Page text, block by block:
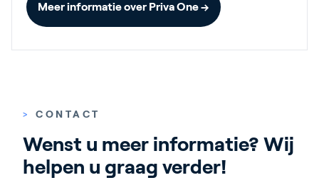
Meer informatie over Priva One →
> CONTACT
Wenst u meer informatie? Wij
helpen u graag verder!